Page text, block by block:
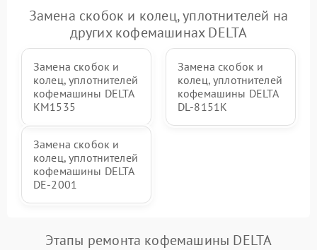
Замена скобок и колец, уплотнителей на
других кофемашинах DELTA
Замена скобок и
колец, уплотнителей
кофемашины DELTA
KM1535
Замена скобок и
колец, уплотнителей
кофемашины DELTA
DL-8151K
Замена скобок и
колец, уплотнителей
кофемашины DELTA
DE-2001
Этапы ремонта кофемашины DELTA